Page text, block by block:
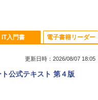
Neo A18 Proチッ
Liquid Retinaディスプ
ード - 800 Robux 【限
】 ロブロックス | オン
IT入門書
更新日時：2026/08/07 18:05
公式テキスト 第４版
電子書籍リーダー